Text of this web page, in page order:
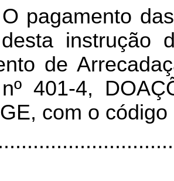
O pagamento
instrução
de
401-4,
com o